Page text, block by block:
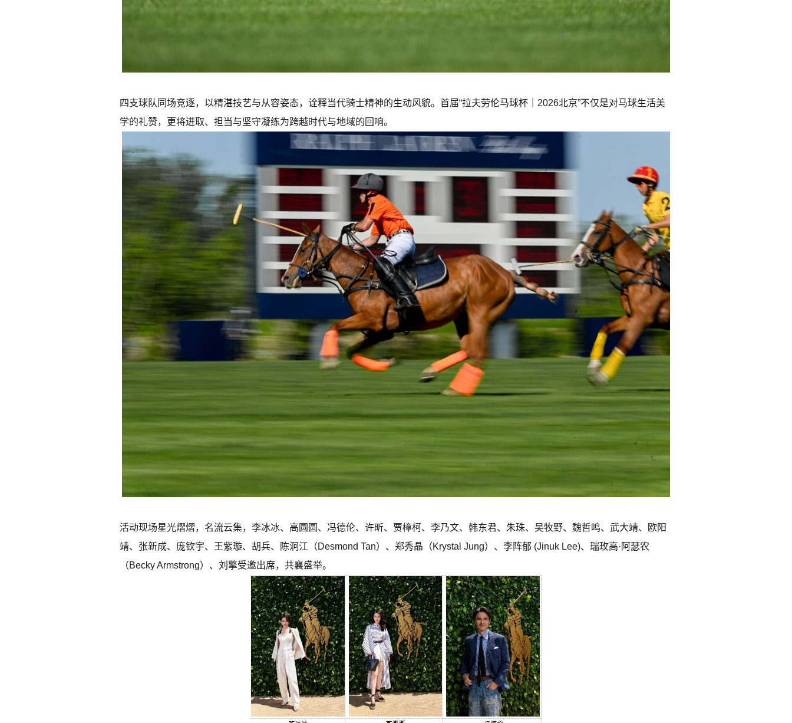
四支球队同场竞逐，以精湛技艺与从容姿态，诠释当代骑士精神的生动风貌。首届“拉夫劳伦马球杯｜2026北京”不仅是对马球生活美
学的礼赞，更将进取、担当与坚守凝练为跨越时代与地域的回响。
活动现场星光熠熠，名流云集，李冰冰、高圆圆、冯德伦、许昕、贾樟柯、李乃文、韩东君、朱珠、吴牧野、魏哲鸣、武大靖、欧阳
靖、张新成、庞钦宇、王紫璇、胡兵、陈泂江（Desmond Tan）、郑秀晶（Krystal Jung）、李阵郁 (Jinuk Lee)、瑞玫高·阿瑟农
（Becky Armstrong）、刘擎受邀出席，共襄盛举。